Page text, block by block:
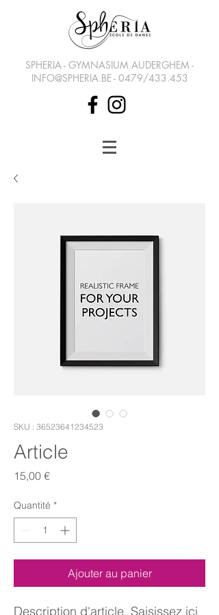
SPHERIA - GYMNASIUM AUDERGHEM -
INFO@SPHERIA.BE- 0479/433.453
SKU : 36523641234523
Article
15,00 €Prix
Quantité *
Ajouter au panier
Description d'article. Saisissez ici